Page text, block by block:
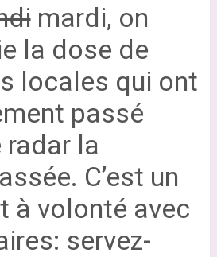
mardi, on
la dose de
locales qui ont
passé
la
C’est un
à volonté avec
servez-